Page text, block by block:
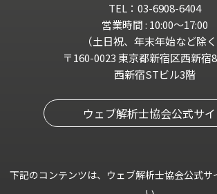
TEL：03-6908-6404
営業時間 : 10:00～17:00
（土日祝、年末年始など除く
〒160-0023 東京都新宿区西新宿
西新宿STビル3階
ウェブ解析士協会公式サ
下記のコンテンツは、ウェブ解析士協会公式サ